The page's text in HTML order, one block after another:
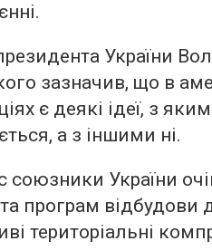
України
зазначив, що в
є деякі ідеї, з
а з іншими ні.
союзники України
програм відбудови
територіальні